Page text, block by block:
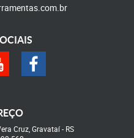
Cruz, Gravataí- RS